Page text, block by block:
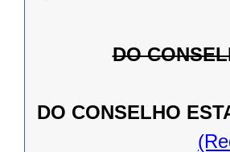
DO
DO CONSELHO